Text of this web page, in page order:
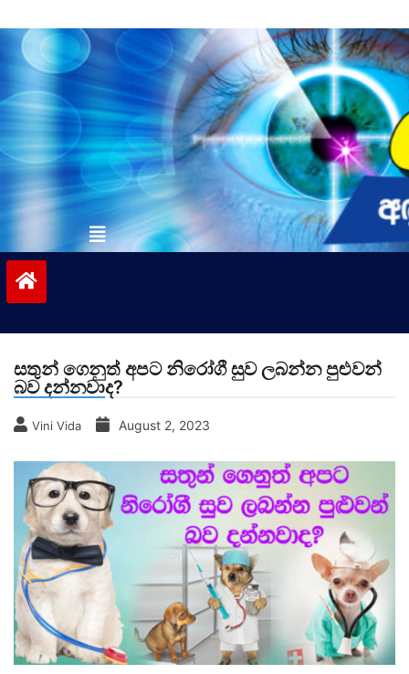
to
contentvinivida.lk
සතුන් ගෙනුත් අපට නිරෝගී සුව ලබන්න පුළුවන්
බව දන්නවාද?
Vini Vida August 2, 2023